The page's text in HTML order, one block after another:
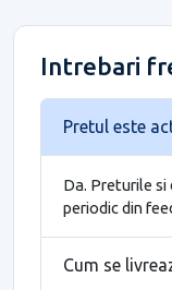
Intrebari
Pretul este
Da. Preturile
periodic din
Cum se